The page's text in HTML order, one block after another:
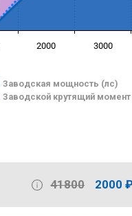
Заводская мощность (лс)
Заводской крутящий
2000 3000
41800 2000